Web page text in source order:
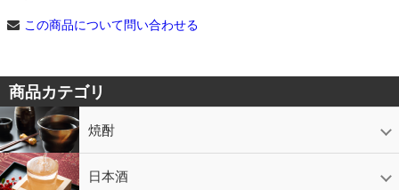
この商品について問い合わせる
商品カテゴリ
焼酎
芋焼酎
かめ壷入り焼酎
黒糖焼酎
米焼酎
麦焼酎
そば焼酎
泡盛
とうもろこし焼酎
ギフトコーナー
セットコーナー
益々繁盛
鹿児島限定 日本酒